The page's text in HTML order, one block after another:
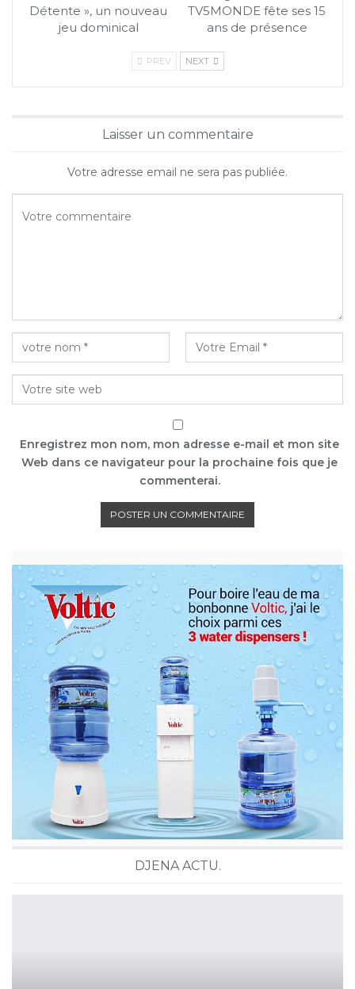
Détente », un nouveau
jeu dominical
TV5MONDE fête ses 15
ans de présence
PREV NEXT
Laisser un commentaire
Votre adresse email ne sera pas publiée.
Enregistrez mon nom, mon adresse e-mail et mon site
Web dans ce navigateur pour la prochaine fois que je
commenterai.
DJENA ACTU.